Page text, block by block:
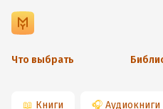
Что выбрать
📖 Книги 🎧 Аудиокниги